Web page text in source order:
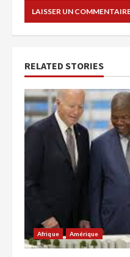
RELATED STORIES
Afrique Amérique